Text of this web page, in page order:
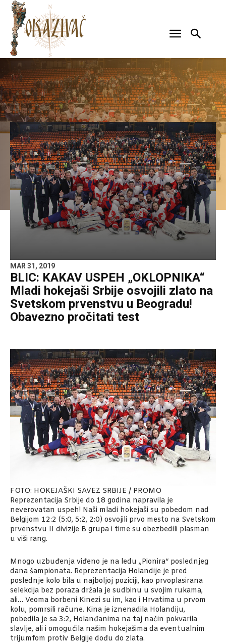
MAR 31, 2019
BLIC: KAKAV USPEH „OKLOPNIKA“
Mladi hokejaši Srbije osvojili zlato na
Svetskom prvenstvu u Beogradu!
Obavezno pročitati test
FOTO: HOKEJAŠKI SAVEZ SRBIJE / PROMO
Reprezentacija Srbije do 18 godina napravila je
neverovatan uspeh! Naši mladi hokejaši su pobedom nad
Belgijom 12:2 (5:0, 5:2, 2:0) osvojili prvo mesto na Svetskom
prvenstvu II divizije B grupa i time su obezbedili plasman
u viši rang.
Mnogo uzbuđenja viđeno je na ledu „Pionira“ poslednjeg
dana šampionata. Reprezentacija Holandije je pred
poslednje kolo bila u najboljoj poziciji, kao prvoplasirana
selekcija bez poraza držala je sudbinu u svojim rukama,
ali… Veoma borbeni Kinezi su im, kao i Hrvatima u prvom
kolu, pomrsili račune. Kina je iznenadila Holandiju,
pobedila je sa 3:2, Holanđanima na taj način pokvarila
slavlje, ali i omogućila našim hokejašima da eventualnim
trijumfom protiv Belgije dođu do zlata.